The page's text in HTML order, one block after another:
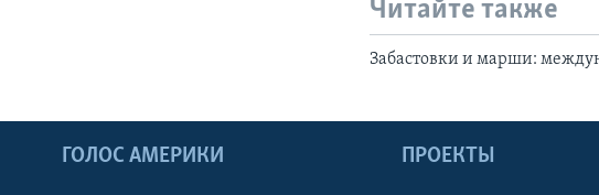
Читайте также
Забастовки и марши:
ГОЛОС АМЕРИКИ ПРОЕКТЫ